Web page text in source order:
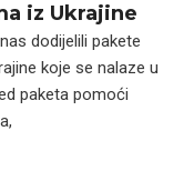
iz Ukrajine
dodijelili pakete
koje se nalaze u
paketa pomoći